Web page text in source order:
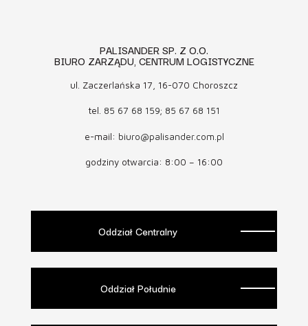
PALISANDER SP. Z O.O.
BIURO ZARZĄDU, CENTRUM LOGISTYCZNE
ul. Zaczerlańska 17, 16-070 Choroszcz
tel. 85 67 68 159; 85 67 68 151
e-mail: biuro@palisander.com.pl
godziny otwarcia: 8:00 – 16:00
Oddział Centralny
Oddział Południe